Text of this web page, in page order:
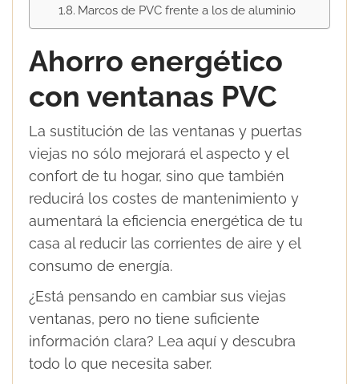
Marcos de PVC frente a los de aluminio
Ahorro energético
con ventanas PVC
La sustitución de las ventanas y puertas
viejas no sólo mejorará el aspecto y el
confort de tu hogar, sino que también
reducirá los costes de mantenimiento y
aumentará la eficiencia energética de tu
casa al reducir las corrientes de aire y el
consumo de energía.
¿Está pensando en cambiar sus viejas
ventanas, pero no tiene suficiente
información clara? Lea aquí y descubra
todo lo que necesita saber.